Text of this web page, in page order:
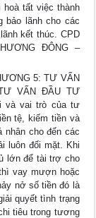
hoà tất việc thành
bảo lãnh cho các
kết thúc. CPD
ĐÔNG –
5: TƯ VẤN
VẤN ĐẦU TƯ
và vai trò của tư
tệ, kiếm tiền và
nhân cho đến các
luôn đối mặt. Khi
lớn để tài trợ cho
vay mượn hoặc
nở số tiền đó là
quyết tình trạng
tiêu trong tương